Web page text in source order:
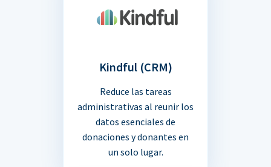
Kindful (CRM)
Reduce las tareas
administrativas al reunir los
datos esenciales de
donaciones y donantes en
un solo lugar.